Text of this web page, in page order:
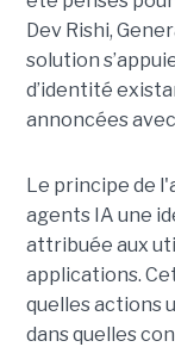
Dev Rishi,
solution
d’identité
annoncées
Le principe de
agents IA une
attribuée aux
applications.
quelles actions
dans quelles